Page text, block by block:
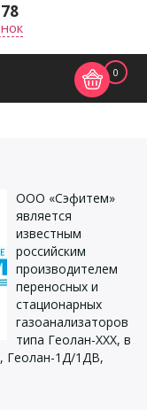
0
ООО «Сэфитем»
является
известным
российским
производителем
переносных и
стационарных
газоанализаторов
типа Геолан-ХХХ, в
Геолан-1Д/1ДВ,